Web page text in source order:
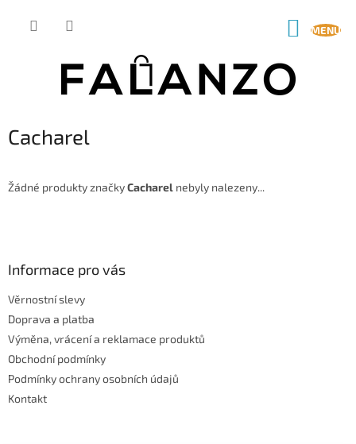
Cacharel
Žádné produkty značkyCacharel nebyly nalezeny...
Informace pro vás
Věrnostní slevy
Doprava a platba
Výměna, vrácení a reklamace produktů
Obchodní podmínky
Podmínky ochrany osobních údajů
Kontakt